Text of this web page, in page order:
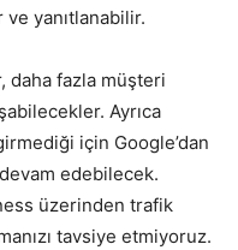
yanıtlanabilir.
daha fazla müşteri
Ayrıca
için Google’dan
edebilecek.
üzerinden trafik
tavsiye etmiyoruz.